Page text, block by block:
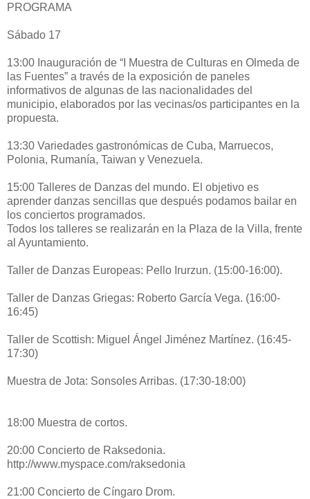
PROGRAMA
Sábado 17
13:00 Inauguración de “I Muestra de Culturas en Olmeda de
las Fuentes” a través de la exposición de paneles
informativos de algunas de las nacionalidades del
municipio, elaborados por las vecinas/os participantes en la
propuesta.
13:30 Variedades gastronómicas de Cuba, Marruecos,
Polonia, Rumanía, Taiwan y Venezuela.
15:00 Talleres de Danzas del mundo. El objetivo es
aprender danzas sencillas que después podamos bailar en
los conciertos programados.
Todos los talleres se realizarán en la Plaza de la Villa, frente
al Ayuntamiento.
Taller de Danzas Europeas: Pello Irurzun. (15:00-16:00).
Taller de Danzas Griegas: Roberto García Vega. (16:00-
16:45)
Taller de Scottish: Miguel Ángel Jiménez Martínez. (16:45-
17:30)
Muestra de Jota: Sonsoles Arribas. (17:30-18:00)
18:00 Muestra de cortos.
20:00 Concierto de Raksedonia.
http://www.myspace.com/raksedonia
21:00 Concierto de Cíngaro Drom.